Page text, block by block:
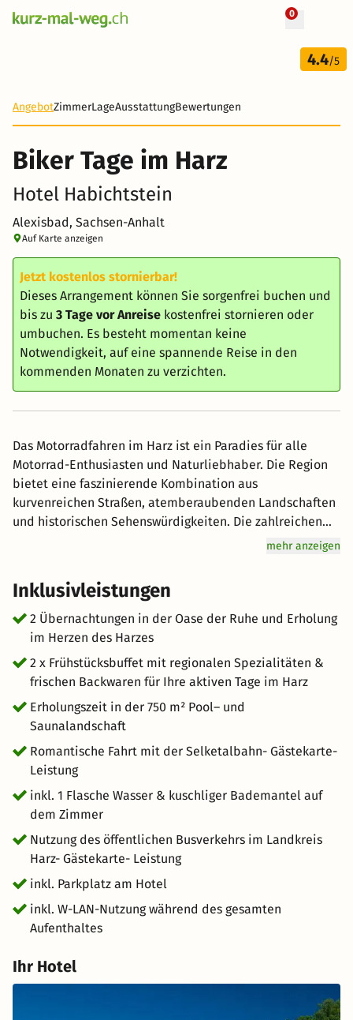
0
3 Tage
139 CHF
+ 22 Fotos
4.4/5
AngebotZimmerLageAusstattungBewertungen
Biker Tage im Harz
Hotel Habichtstein
Alexisbad, Sachsen-Anhalt
Auf Karte anzeigen
Jetzt kostenlos stornierbar!
Dieses Arrangement können Sie sorgenfrei buchen und
bis zu 3 Tage vor Anreise kostenfrei stornieren oder
umbuchen. Es besteht momentan keine
Notwendigkeit, auf eine spannende Reise in den
kommenden Monaten zu verzichten.
Das Motorradfahren im Harz ist ein Paradies für alle
Motorrad-Enthusiasten und Naturliebhaber. Die Region
bietet eine faszinierende Kombination aus
kurvenreichen Straßen, atemberaubenden Landschaften
und historischen Sehenswürdigkeiten. Die zahlreichen
serpentinenreichen Straßen und Bergpässe des Harzes
das Herz jedes Bikers höherschlagen. Die kurvenreichen
Strecken schlängeln sich durch dichte Wälder, vorbei an
tiefen Tälern, malerischen Seen und beeindruckenden
Felsformationen. Ob allein, mit Freunden oder als Teil
einer organisierten Motorradgruppe - das
Motorradfahren im Harz bietet eine unvergleichliche
Erfahrung und lässt Sie die Freiheit auf zwei Rädern
inmitten einer beeindruckenden Landschaft genießen.
mehr anzeigen
Inklusivleistungen
2 Übernachtungen in der Oase der Ruhe und Erholung
im Herzen des Harzes
2 x Frühstücksbuffet mit regionalen Spezialitäten &
frischen Backwaren für Ihre aktiven Tage im Harz
Erholungszeit in der 750 m² Pool– und
Saunalandschaft
Romantische Fahrt mit der Selketalbahn- Gästekarte-
Leistung
inkl. 1 Flasche Wasser & kuschliger Bademantel auf
dem Zimmer
Nutzung des öffentlichen Busverkehrs im Landkreis
Harz- Gästekarte- Leistung
inkl. Parkplatz am Hotel
inkl. W-LAN-Nutzung während des gesamten
Aufenthaltes
Ihr Hotel